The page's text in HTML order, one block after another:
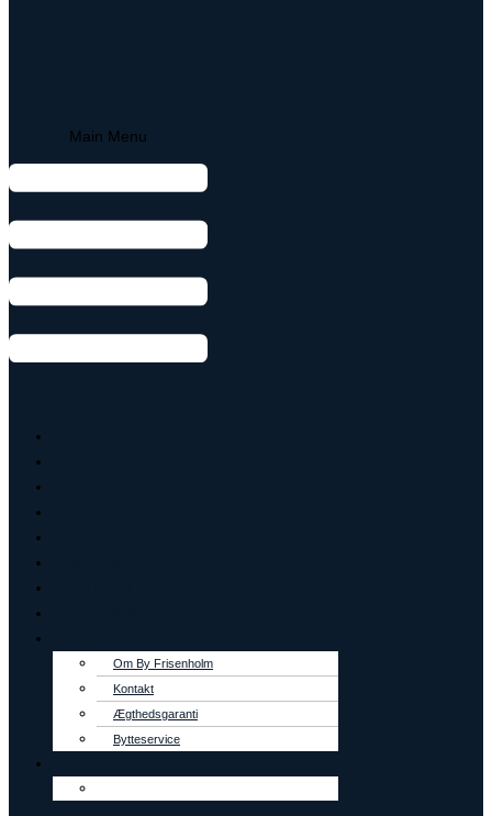
Main Menu
Om By Frisenholm
Kontakt
Ægthedsgaranti
Bytteservice